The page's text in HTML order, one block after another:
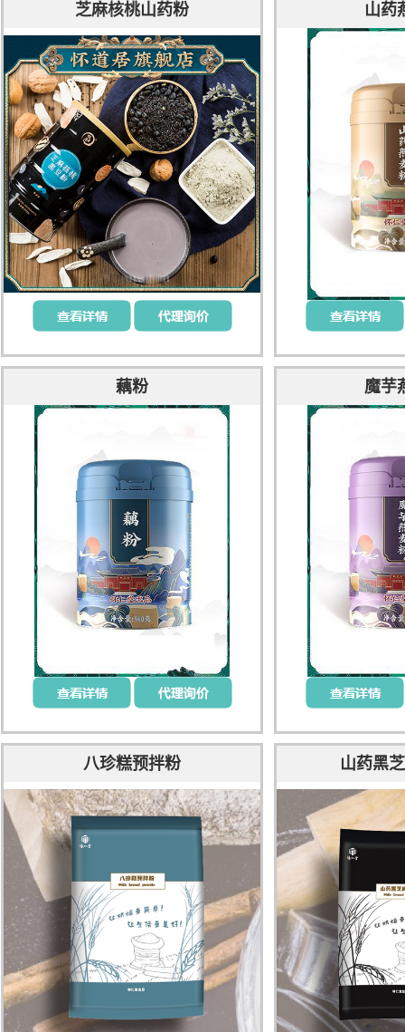
芝麻核桃山药粉 山药
藕粉 魔芋
八珍糕预拌粉 山药黑